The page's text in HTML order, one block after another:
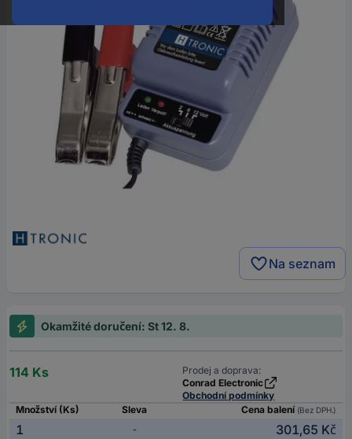
Na seznam
Okamžité doručení: St 12. 8.
114 Ks
Prodej a doprava:
Conrad Electronic
Obchodní podmínky
Množství (Ks)
Sleva Cena balení (Bez DPH.)
1 -
301,65 Kč